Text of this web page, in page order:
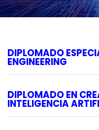
DIPLOMADO
ENGINEERING
DIPLOMADO EN
INTELIGENCIA